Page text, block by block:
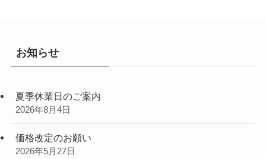
お知らせ
夏季休業日のご案内
2026年8月4日
価格改定のお願い
2026年5月27日